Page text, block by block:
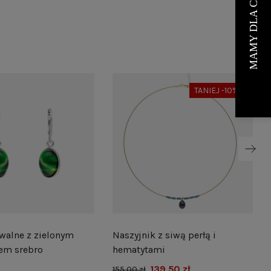
z zielonym
srebro
TANIEJ -10%
Naszyjnik z siwą perłą i
hematytami